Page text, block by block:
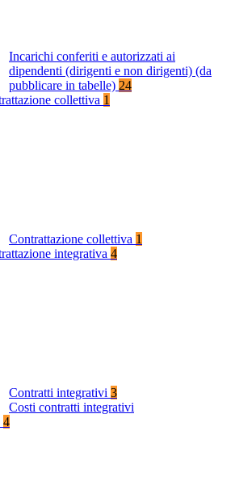
Incarichi conferiti e autorizzati ai
dipendenti (dirigenti e non dirigenti) (da
pubblicare in tabelle) 24
collettiva 1
Contrattazione collettiva 1
integrativa 4
Contratti integrativi 3
Costi contratti integrativi
4